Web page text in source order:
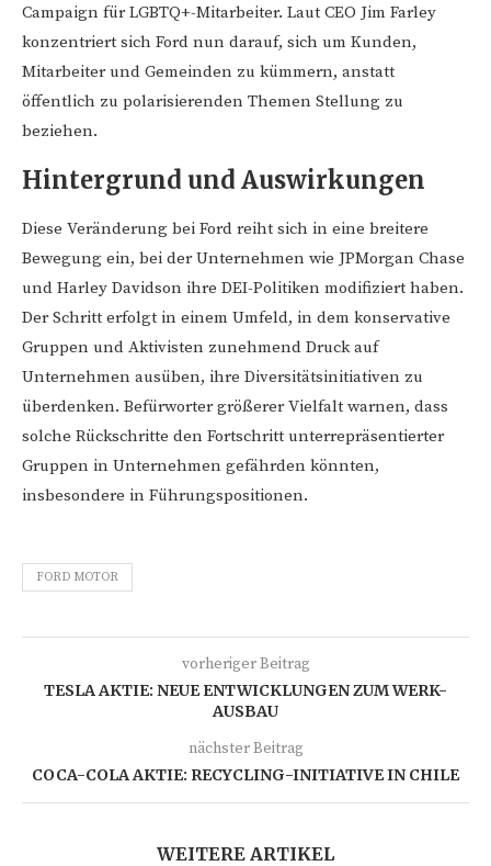
Campaign für LGBTQ+-Mitarbeiter. Laut CEO Jim Farley
konzentriert sich Ford nun darauf, sich um Kunden,
Mitarbeiter und Gemeinden zu kümmern, anstatt
öffentlich zu polarisierenden Themen Stellung zu
beziehen.
Hintergrund und Auswirkungen
Diese Veränderung bei Ford reiht sich in eine breitere
Bewegung ein, bei der Unternehmen wie JPMorgan Chase
und Harley Davidson ihre DEI-Politiken modifiziert haben.
Der Schritt erfolgt in einem Umfeld, in dem konservative
Gruppen und Aktivisten zunehmend Druck auf
Unternehmen ausüben, ihre Diversitätsinitiativen zu
überdenken. Befürworter größerer Vielfalt warnen, dass
solche Rückschritte den Fortschritt unterrepräsentierter
Gruppen in Unternehmen gefährden könnten,
insbesondere in Führungspositionen.
FORD MOTOR
vorheriger Beitrag
TESLA AKTIE: NEUE ENTWICKLUNGEN ZUM WERK-
AUSBAU
nächster Beitrag
COCA-COLA AKTIE: RECYCLING-INITIATIVE IN CHILE
WEITERE ARTIKEL